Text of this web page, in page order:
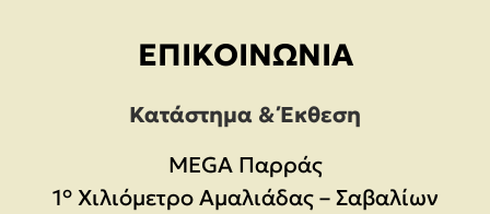
ΕΠΙΚΟΙΝΩΝΊΑ
Κατάστημα & Έκθεση
MEGA Παρράς
1° Χιλιόμετρο Αμαλιάδας – Σαβαλίων